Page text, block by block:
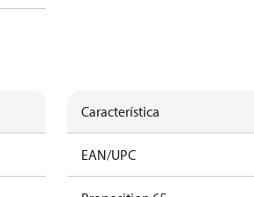
Característica
EAN/UPC